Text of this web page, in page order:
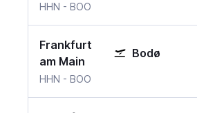
HHN - BOO
Frankfurt
am Main
Bodø
HHN - BOO